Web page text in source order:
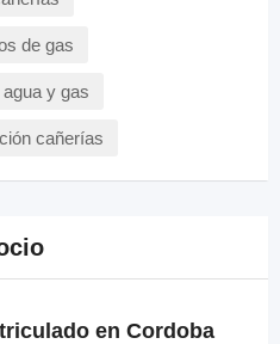
de gas
y gas
cañerías
en Cordoba